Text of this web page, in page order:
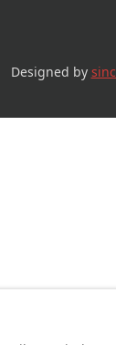
Designed by